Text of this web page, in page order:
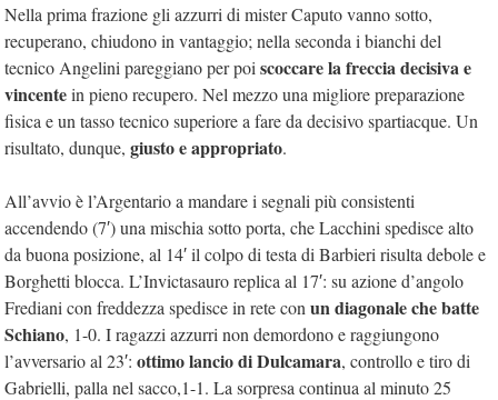
Nella prima frazione gli azzurri di mister Caputo vanno sotto,
recuperano, chiudono in vantaggio; nella seconda i bianchi del
tecnico Angelini pareggiano per poi scoccare la freccia decisiva e
vincentein pieno recupero. Nel mezzo una migliore preparazione
fisica e un tasso tecnico superiore a fare da decisivo spartiacque. Un
risultato, dunque, giusto e appropriato.
All’avvio è l’Argentario a mandare i segnali più consistenti
accendendo (7′) una mischia sotto porta, che Lacchini spedisce alto
da buona posizione, al 14′ il colpo di testa di Barbieri risulta debole e
Borghetti blocca. L’Invictasauro replica al 17′: su azione d’angolo
Frediani con freddezza spedisce in rete con un diagonale che batte
Schiano, 1-0. I ragazzi azzurri non demordono e raggiungono
l’avversario al 23′: ottimo lancio di Dulcamara, controllo e tiro di
Gabrielli, palla nel sacco,1-1. La sorpresa continua al minuto 25